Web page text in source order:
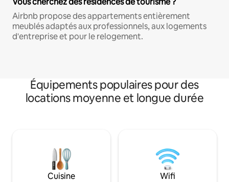
Airbnb propose des appartements entièrement
meublés adaptés aux professionnels, aux logements
d'entreprise et pour le relogement.
Équipements populaires pour des
locations moyenne et longue durée
Cuisine Wifi